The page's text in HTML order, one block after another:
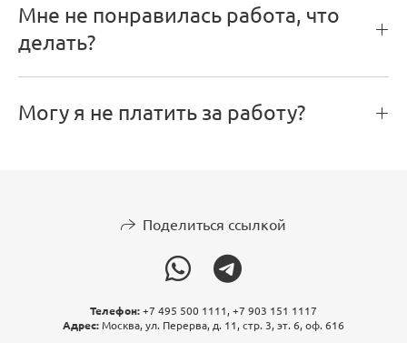
Мне не понравилась работа, что
делать?
Могу я не платить за работу?
Поделиться ссылкой
Телефон:+7 495 500 1111, +7 903 151 1117
Адрес:Москва, ул. Перерва, д. 11, стр. 3, эт. 6, оф. 616